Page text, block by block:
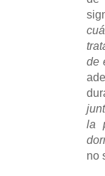
de
la
no